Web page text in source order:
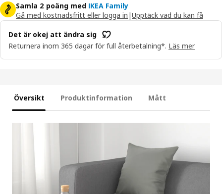
Samla 2 poäng med IKEA Family
Gå med kostnadsfritt eller logga in |Upptäck vad du kan få
Det är okej att ändra sig
Returnera inom 365 dagar för full återbetalning*. Läs mer
Översikt Produktinformation Mått